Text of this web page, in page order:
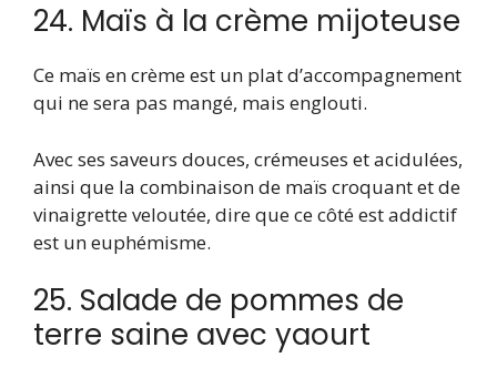
24. Maïs à la crème mijoteuse
Ce maïs en crème est un plat d’accompagnement
qui ne sera pas mangé, mais englouti.
Avec ses saveurs douces, crémeuses et acidulées,
ainsi que la combinaison de maïs croquant et de
vinaigrette veloutée, dire que ce côté est addictif
est un euphémisme.
25. Salade de pommes de
terre saine avec yaourt